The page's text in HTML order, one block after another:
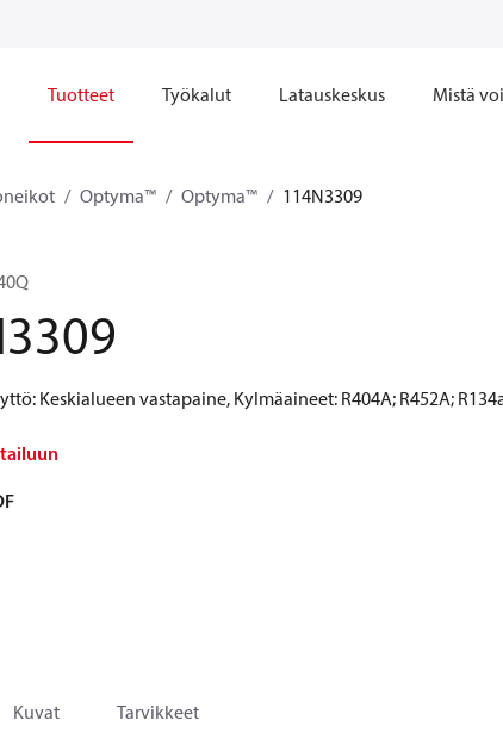
Tuotteet Työkalut Latauskeskus Mistä
Optyma™ Optyma™ 114N3309
Keskialueen vastapaine, Kylmäaineet: R404A; R452A;
Kuvat Tarvikkeet